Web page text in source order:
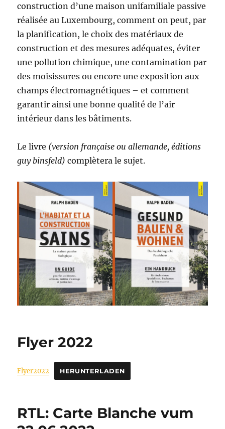
construction d’une maison unifamiliale passive
réalisée au Luxembourg, comment on peut, par
la planification, le choix des matériaux de
construction et des mesures adéquates, éviter
une pollution chimique, une contamination par
des moisissures ou encore une exposition aux
champs électromagnétiques – et comment
garantir ainsi une bonne qualité de l’air
intérieur dans les bâtiments.
Le livre (version française ou allemande, éditions
guy binsfeld) complètera le sujet.
Flyer 2022
Flyer2022 HERUNTERLADEN
RTL: Carte Blanche vum